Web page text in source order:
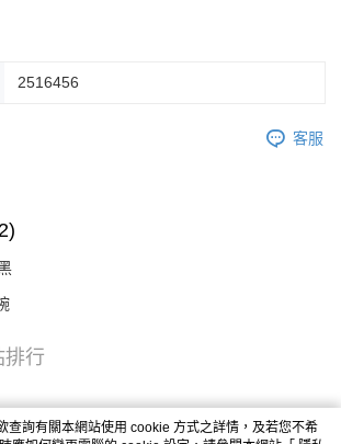
2516456
客服
排行
查詢有關本網站使用 cookie 方式之詳情，及若您不希